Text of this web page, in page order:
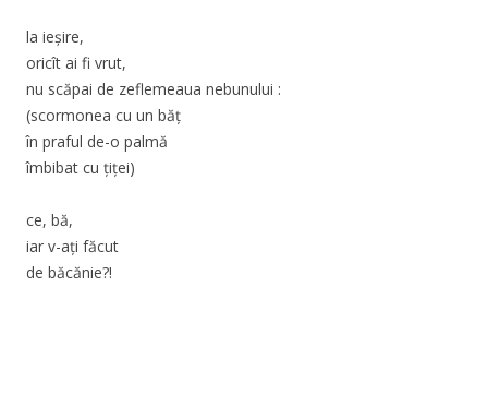
la ieşire,
oricît ai fi vrut,
nu scăpai de zeflemeaua nebunului :
(scormonea cu un băţ
în praful de-o palmă
îmbibat cu ţiţei)
ce, bă,
iar v-aţi făcut
de băcănie?!